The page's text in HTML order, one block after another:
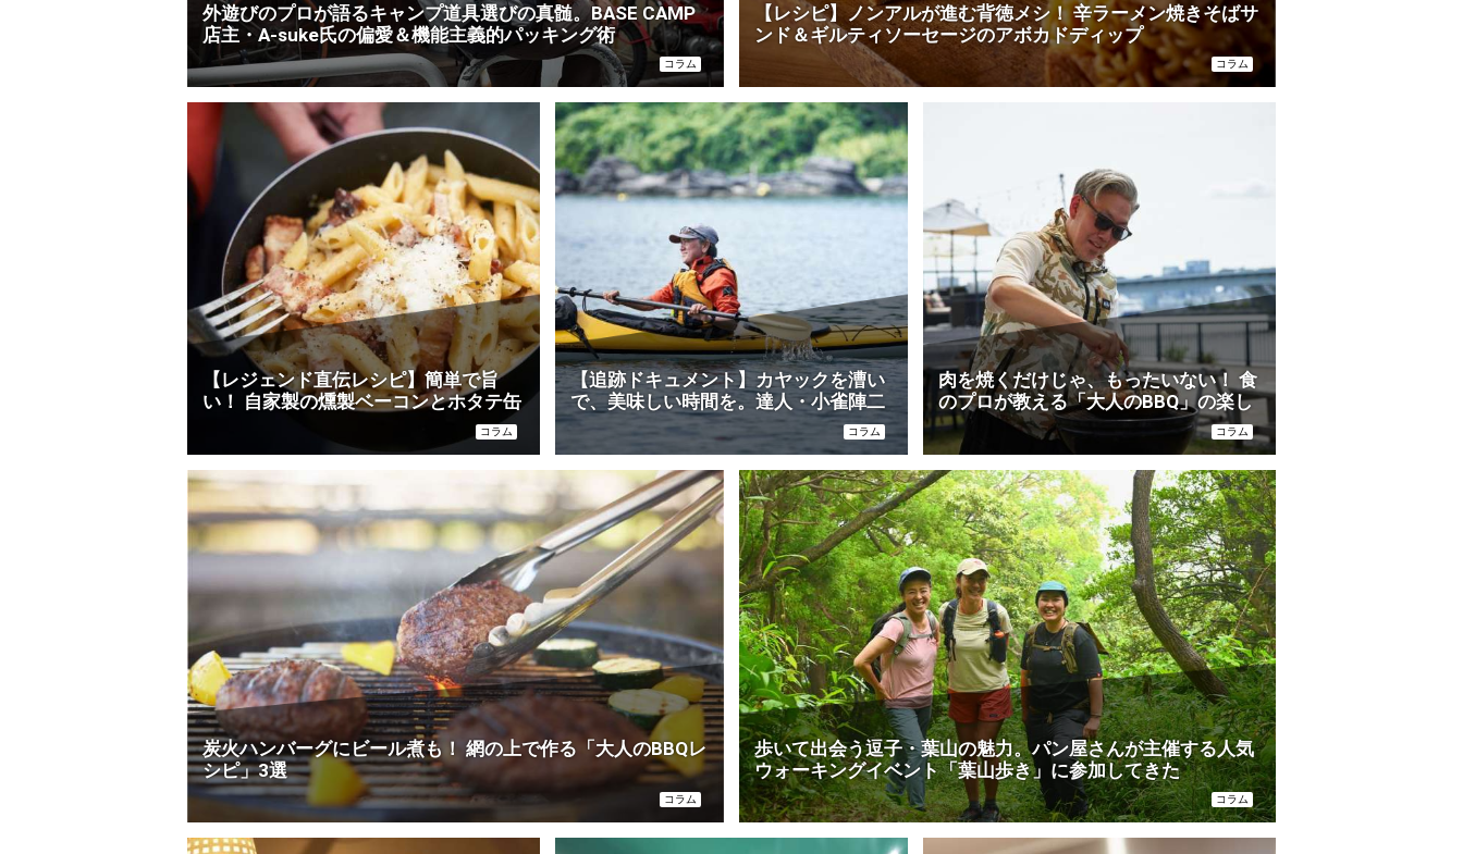
外遊びのプロが語るキャンプ道具選びの真髄。BASE CAMP
店主・A-suke氏の偏愛＆機能主義的パッキング術
コラム
【レシピ】ノンアルが進む背徳メシ！ 辛ラーメン焼きそばサ
ンド＆ギルティソーセージのアボカドディップ
コラム
【レジェンド直伝レシピ】簡単で旨
い！ 自家製の燻製ベーコンとホタテ缶
コラム
【追跡ドキュメント】カヤックを漕い
で、美味しい時間を。達人・小雀陣二
が愛する外遊びのカタチ
コラム
肉を焼くだけじゃ、もったいない！ 食
のプロが教える「大人のBBQ」の楽し
み方
コラム
炭火ハンバーグにビール煮も！ 網の上で作る「大人のBBQレ
シピ」3選
コラム
歩いて出会う逗子・葉山の魅力。パン屋さんが主催する人気
ウォーキングイベント「葉山歩き」に参加してきた
コラム